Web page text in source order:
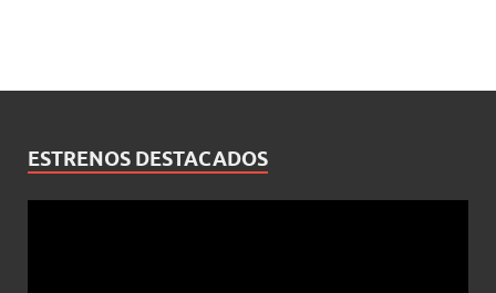
ESTRENOS DESTACADOS